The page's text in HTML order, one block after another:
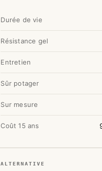
Durée de vie
Résistance gel
Entretien
Sûr potager
Sur mesure
Coût 15 ans
ALTERNATIVE